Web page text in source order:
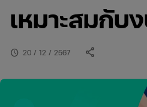
เหมาะสมกับ
schedule 20 / 12 / 2567 share